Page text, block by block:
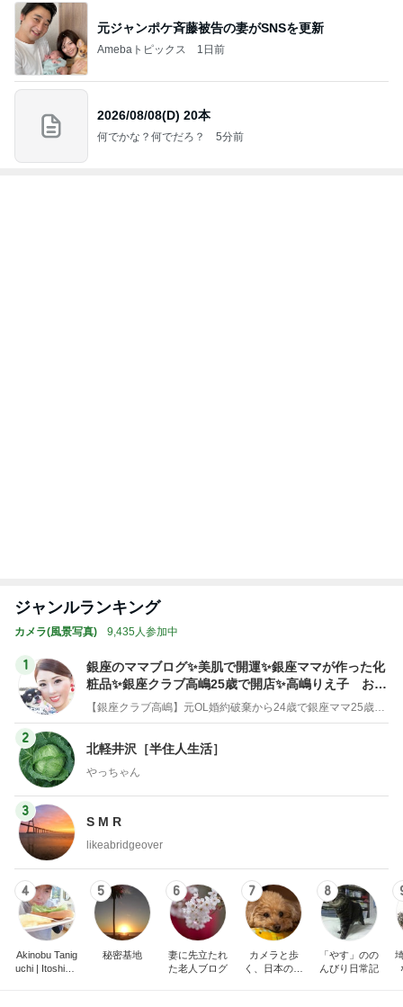
元ジャンポケ斉藤被告の妻がSNSを更新
Amebaトピックス 1日前
2026/08/08(D) 20本
何でかな？何でだろ？ 5分前
ジャンルランキング
カメラ(風景写真) 9,435人参加中
1
銀座のママブログ✨美肌で開運✨銀座ママが作った化
粧品✨銀座クラブ高嶋25歳で開店✨高嶋りえ子 お着
物でエルメス バーキン コーデ
【銀座クラブ高嶋】元OL婚約破棄から24歳で銀座ママ25歳でオーナーママ銀座 美肌で開運♡パワースポット巡り高嶋りえ子ブログ
2
北軽井沢［半住人生活］
やっちゃん
3
S M R
likeabridgeover
4
Akinobu Tanig
uchi | Itoshima
5
秘密基地
6
妻に先立たれ
た老人ブログ
7
カメラと歩
く、日本の風
8
「やす」のの
んびり日常記